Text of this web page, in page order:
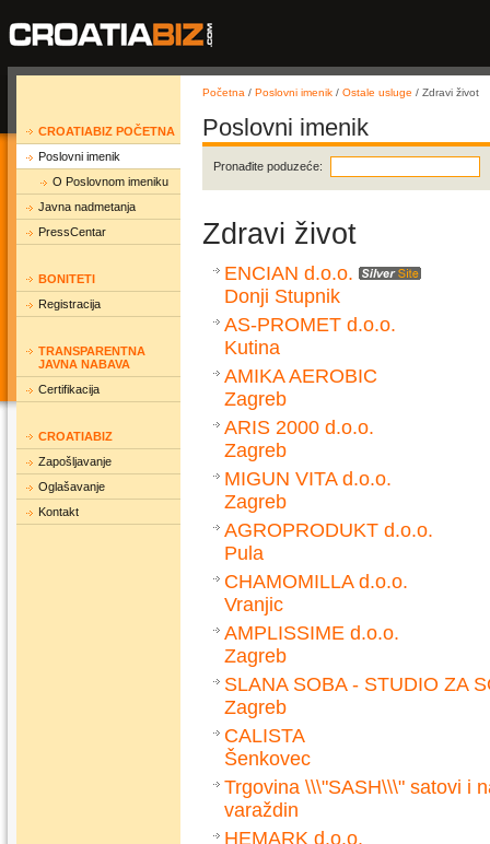
CROATIABIZ POČETNA
Poslovni imenik
O Poslovnom imeniku
Javna nadmetanja
PressCentar
BONITETI
Registracija
TRANSPARENTNA
JAVNA NABAVA
Certifikacija
CROATIABIZ
Zapošljavanje
Oglašavanje
Kontakt
Početna / Poslovni imenik / Ostale usluge / Zdravi život
Poslovni imenik
Pronađite poduzeće:
Zdravi život
ENCIAN d.o.o.
Donji Stupnik
AS-PROMET d.o.o.
Kutina
AMIKA AEROBIC
Zagreb
ARIS 2000 d.o.o.
Zagreb
MIGUN VITA d.o.o.
Zagreb
AGROPRODUKT d.o.o.
Pula
CHAMOMILLA d.o.o.
Vranjic
AMPLISSIME d.o.o.
Zagreb
SLANA SOBA - STUDIO ZA
Zagreb
CALISTA
Šenkovec
Trgovina \\\"SASH\\\" satovi i
varaždin
HEMARK d.o.o.